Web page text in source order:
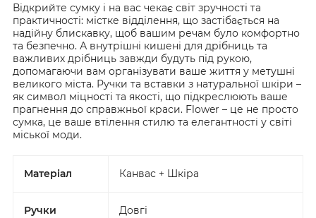
Відкрийте сумку і на вас чекає світ зручності та
практичності: містке відділення, що застібається на
надійну блискавку, щоб вашим речам було комфортно
та безпечно. А внутрішні кишені для дрібниць та
важливих дрібниць завжди будуть під рукою,
допомагаючи вам організувати ваше життя у метушні
великого міста. Ручки та вставки з натуральної шкіри –
як символ міцності та якості, що підкреслюють ваше
прагнення до справжньої краси. Flower – це не просто
сумка, це ваше втілення стилю та елегантності у світі
міської моди.
Матеріал Канвас + Шкіра
Ручки Довгі